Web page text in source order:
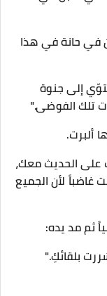
في حانة في هذا
إلى جنوة
تلك الفوضى."
ألبرت.
على الحديث معك،
غاضباً لأن الجميع
ثم مد يده:
بلقائكِ."